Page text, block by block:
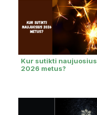
Kur sutikti naujuosius
2026 metus?